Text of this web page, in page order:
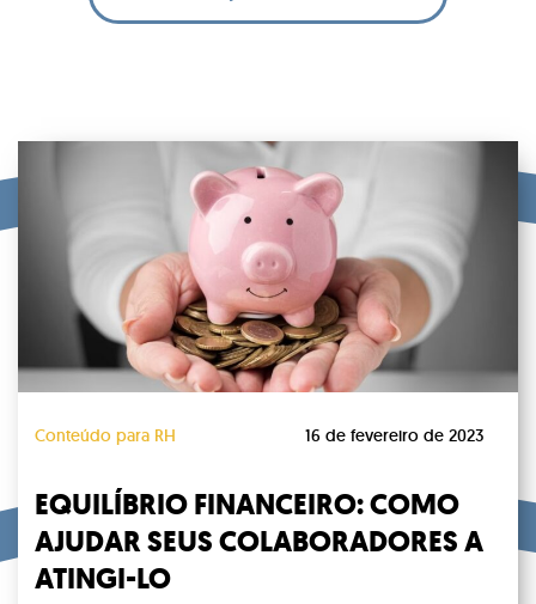
Conteúdo para RH 16 de fevereiro de 2023
EQUILÍBRIO FINANCEIRO: COMO
AJUDAR SEUS COLABORADORES A
ATINGI-LO